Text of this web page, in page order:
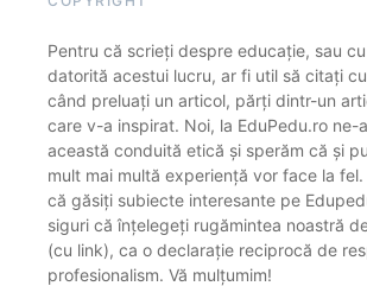
Pentru că scrieți despre educație, sau
datorită acestui lucru, ar fi util să citați
când preluați un articol, părți dintr-un
care v-a inspirat. Noi, la EduPedu.ro ne-
această conduită etică și sperăm că și
mult mai multă experiență vor face la
că găsiți subiecte interesante pe
siguri că înțelegeți rugămintea noastră
(cu link), ca o declarație reciprocă de
profesionalism. Vă mulțumim!